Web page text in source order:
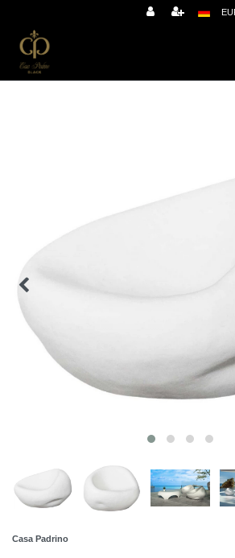
Casa Padrino